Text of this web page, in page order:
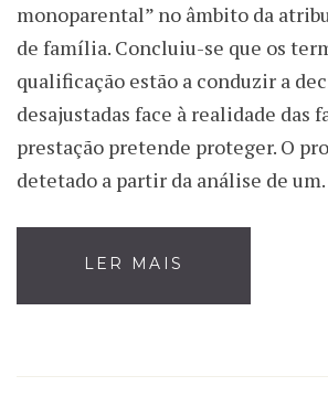
monoparental” no âmbito da
de família. Concluiu-se que os
qualificação estão a conduzir a
desajustadas face à realidade das
prestação pretende proteger. O
detetado a partir da análise de
LER MAIS